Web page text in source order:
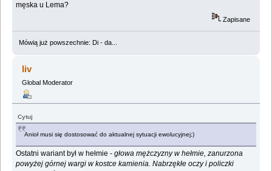
męska u Lema?
Zapisane
Mówią już powszechnie: Di - da...
liv
Global Moderator
Cytuj
Anioł musi się dostosować do aktualnej sytuacji ewolucyjnej;)
Ostatni wariant był w hełmie -głowa mężczyzny w hełmie, zanurzona
powyżej górnej wargi w kostce kamienia. Nabrzękłe oczy i policzki